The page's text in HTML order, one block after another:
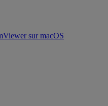
sur macOS